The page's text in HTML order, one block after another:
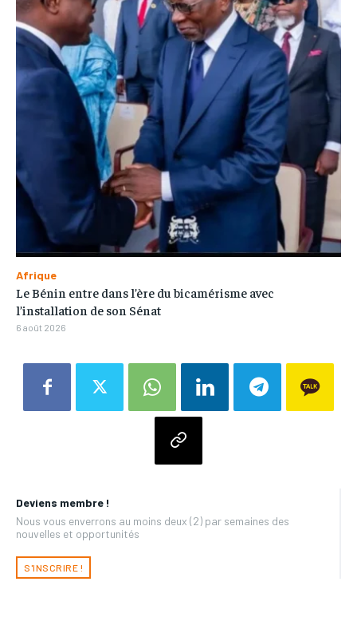
Deviens membre !
Nous vous enverrons au moins deux (2) par semaines des
nouvelles et opportunités
S'INSCRIRE !
Afrique
Le Bénin entre dans l’ère du bicamérisme avec
l’installation de son Sénat
6 août 2026